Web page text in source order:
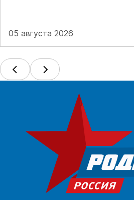
05 августа 2026